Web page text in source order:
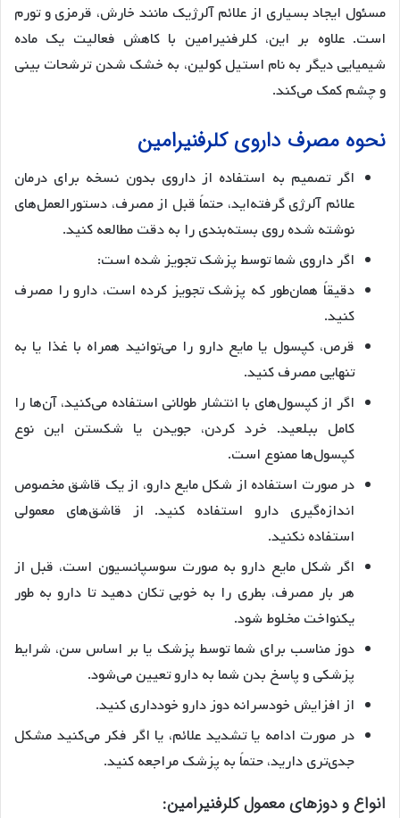
مسئول ایجاد بسیاری از علائم آلرژیک مانند خارش، قرمزی و تورم
است. علاوه بر این، کلرفنیرامین با کاهش فعالیت یک ماده
شیمیایی دیگر به نام استیل کولین، به خشک شدن ترشحات بینی
و چشم کمک می‌کند.
نحوه مصرف داروی کلرفنیرامین
اگر تصمیم به استفاده از داروی بدون نسخه برای درمان
علائم آلرژی گرفته‌اید، حتماً قبل از مصرف، دستورالعمل‌های
نوشته شده روی بسته‌بندی را به دقت مطالعه کنید.
اگر داروی شما توسط پزشک تجویز شده است:
دقیقاً همان‌طور که پزشک تجویز کرده است، دارو را مصرف
کنید.
قرص، کپسول یا مایع دارو را می‌توانید همراه با غذا یا به
تنهایی مصرف کنید.
اگر از کپسول‌های با انتشار طولانی استفاده می‌کنید، آن‌ها را
کامل ببلعید. خرد کردن، جویدن یا شکستن این نوع
کپسول‌ها ممنوع است.
در صورت استفاده از شکل مایع دارو، از یک قاشق مخصوص
اندازه‌گیری دارو استفاده کنید. از قاشق‌های معمولی
استفاده نکنید.
اگر شکل مایع دارو به صورت سوسپانسیون است، قبل از
هر بار مصرف، بطری را به خوبی تکان دهید تا دارو به طور
یکنواخت مخلوط شود.
دوز مناسب برای شما توسط پزشک یا بر اساس سن، شرایط
پزشکی و پاسخ بدن شما به دارو تعیین می‌شود.
از افزایش خودسرانه دوز دارو خودداری کنید.
در صورت ادامه یا تشدید علائم، یا اگر فکر می‌کنید مشکل
جدی‌تری دارید، حتماً به پزشک مراجعه کنید.
انواع و دوزهای معمول کلرفنیرامین: